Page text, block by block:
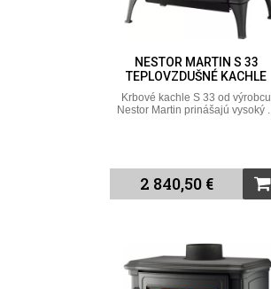
NESTOR MARTIN S 33
TEPLOVZDUŠNÉ KACHLE
Krbové kachle S 33 od výrobcu
Nestor Martin prinášajú vysoký ...
2 840,50 €